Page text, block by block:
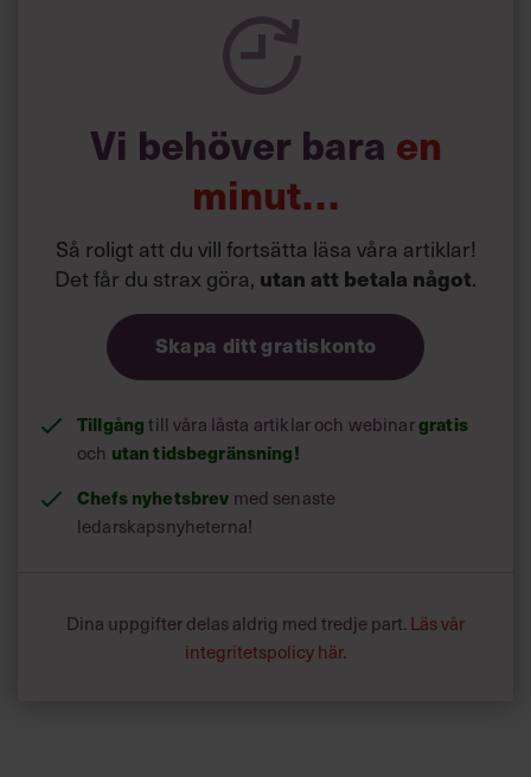
Vi behöver bara en
minut…
Så roligt att du vill fortsätta läsa våra artiklar!
Det får du strax göra, utan att betala något.
Skapa ditt gratiskonto
Tillgång till våra låsta artiklar och webinargratis
och utan tidsbegränsning!
Chefs nyhetsbrev med senaste
ledarskapsnyheterna!
Dina uppgifter delas aldrig med tredje part. Läs vår
integritetspolicy här.